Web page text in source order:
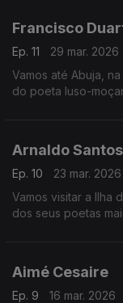
Francisco
Ep. 11
29 mar. 2026
Vamos até Abuja,
do poeta luso-
Arnaldo Santos,
Ep. 10
23 mar. 2026
Vamos visitar a Ilha
dos seus poetas
Aimé Cesaire
Ep. 9
16 mar. 2026